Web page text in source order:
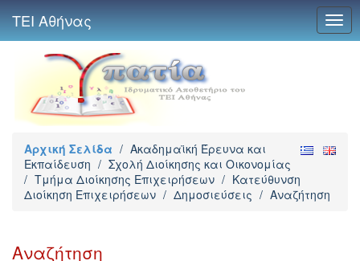
ΤΕΙ Αθήνας
Αρχική Σελίδα / Ακαδημαϊκή Έρευνα και
Εκπαίδευση / Σχολή Διοίκησης και Οικονομίας
/ Τμήμα Διοίκησης Επιχειρήσεων / Κατεύθυνση
Διοίκηση Επιχειρήσεων / Δημοσιεύσεις / Αναζήτηση
Αναζήτηση